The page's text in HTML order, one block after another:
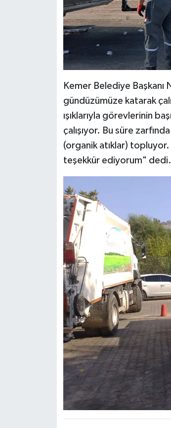
Kemer Belediye
gündüzümüze katarak
ışıklarıyla görevlerinin
çalışıyor. Bu süre
(organik atıklar) topluyor.
teşekkür ediyorum" dedi.